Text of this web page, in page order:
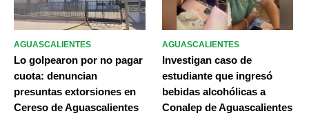
AGUASCALIENTES
Lo golpearon por no pagar
cuota: denuncian
presuntas extorsiones en
Cereso de Aguascalientes
AGUASCALIENTES
Investigan caso de
estudiante que ingresó
bebidas alcohólicas a
Conalep de Aguascalientes